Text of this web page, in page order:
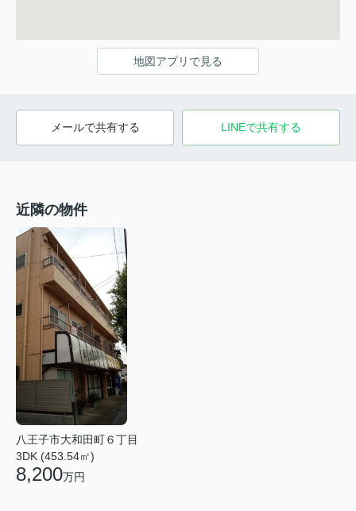
地図アプリで見る
メールで共有する LINEで共有する
近隣の物件
八王子市大和田町６丁目
3DK (453.54㎡)
8,200万円